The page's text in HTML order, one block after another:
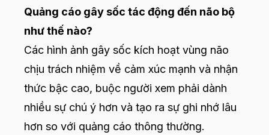
Quảng cáo gây sốc tác động đến não bộ
như thế nào?
Các hình ảnh gây sốc kích hoạt vùng não
chịu trách nhiệm về cảm xúc mạnh và nhận
thức bậc cao, buộc người xem phải dành
nhiều sự chú ý hơn và tạo ra sự ghi nhớ lâu
hơn so với quảng cáo thông thường.